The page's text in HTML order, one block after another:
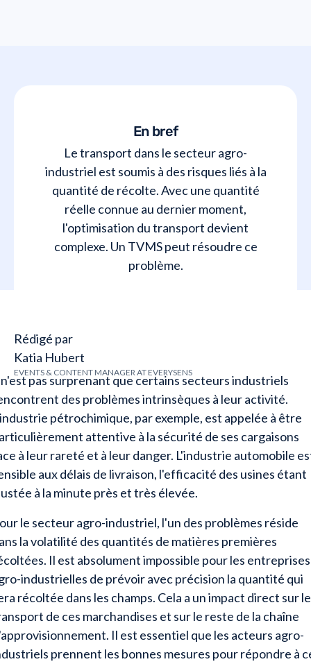
En bref
Le transport dans le secteur agro-
industriel est soumis à des risques liés à la
quantité de récolte. Avec une quantité
réelle connue au dernier moment,
l'optimisation du transport devient
complexe. Un TVMS peut résoudre ce
problème.
pas surprenant que certains secteurs industriels
des problèmes intrinsèques à leur activité.
pétrochimique, par exemple, est appelée à être
attentive à la sécurité de ses cargaisons
à leur rareté et à leur danger. L'industrie automobile
aux délais de livraison, l'efficacité des usines étant
à la minute près et très élevée.
le secteur agro-industriel, l'un des problèmes réside
la volatilité des quantités de matières premières
Il est absolument impossible pour les entreprises
industrielles de prévoir avec précision la quantité qui
récoltée dans les champs. Cela a un impact direct sur le
de ces marchandises et sur le reste de la chaîne
Il est essentiel que les acteurs agro-
prennent les bonnes mesures pour répondre à
Rédigé par
Katia Hubert
EVENTS & CONTENT MANAGER AT EVERYSENS